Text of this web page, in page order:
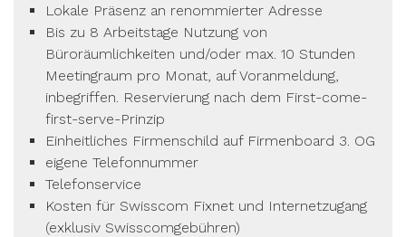
Lokale Präsenz an renommierter Adresse
Bis zu 8 Arbeitstage Nutzung von
Büroräumlichkeiten und/oder max. 10 Stunden
Meetingraum pro Monat, auf Voranmeldung,
inbegriffen. Reservierung nach dem First-come-
first-serve-Prinzip
Einheitliches Firmenschild auf Firmenboard 3. OG
eigene Telefonnummer
Telefonservice
Kosten für Swisscom Fixnet und Internetzugang
(exklusiv Swisscomgebühren)